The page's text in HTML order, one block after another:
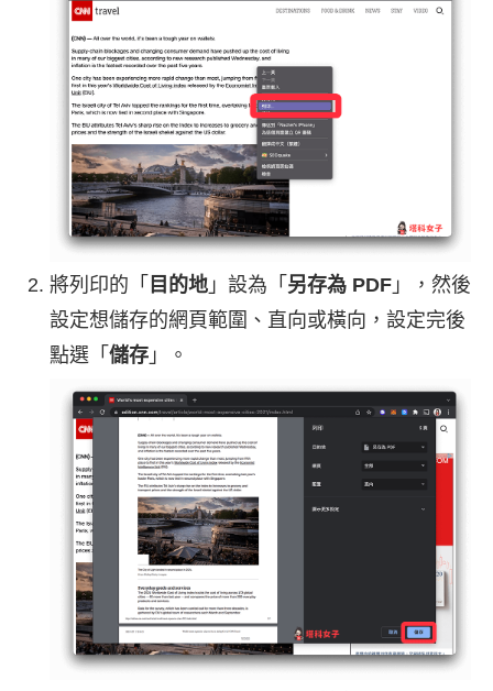
將列印的「 目的地 」設為「 另存為 PDF 」，然後
設定想儲存的網頁範圍、直向或橫向，設定完後
點選「 儲存 」。